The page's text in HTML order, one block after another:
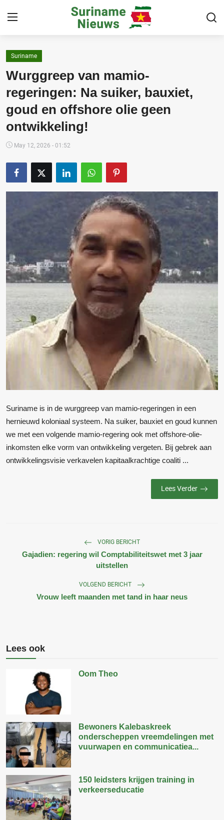
Home
Suriname
Buitenland
Sport
Cultuur & Media
Deals!
Suriname
Wurggreep van mamio-
regeringen: Na suiker, bauxiet,
goud en offshore olie geen
ontwikkeling!
May 12, 2026 - 01:52
Suriname is in de wurggreep van mamio-regeringen in een
hernieuwd koloniaal systeem. Na suiker, bauxiet en goud kunnen
we met een volgende mamio-regering ook met offshore-olie-
inkomsten elke vorm van ontwikkeling vergeten. Bij gebrek aan
ontwikkelingsvisie verkavelen kapitaalkrachtige coaliti ...
Lees Verder
VORIG BERICHT
Gajadien: regering wil Comptabiliteitswet met 3 jaar
uitstellen
VOLGEND BERICHT
Vrouw leeft maanden met tand in haar neus
Lees ook
Oom Theo
Bewoners Kalebaskreek
onderscheppen vreemdelingen met
vuurwapen en communicatiea...
150 leidsters krijgen training in
verkeerseducatie